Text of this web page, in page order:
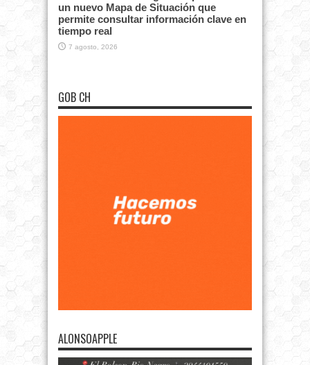
un nuevo Mapa de Situación que
permite consultar información clave en
tiempo real
7 agosto, 2026
GOB CH
ALONSOAPPLE